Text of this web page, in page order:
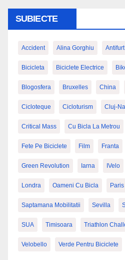
SUBIECTE
Accident Alina Gorghiu Antifurt
Bicicleta Biciclete Electrice
Blogosfera Bruxelles China
Cicloteque Cicloturism Cluj-
Critical Mass Cu Bicla La Metrou
Fete Pe Biciclete Film Franta
Green Revolution Iarna IVelo
Londra Oameni Cu Bicla Paris
Saptamana Mobilitatii Sevilla
SUA Timisoara Triathlon
Velobello Verde Pentru Biciclete